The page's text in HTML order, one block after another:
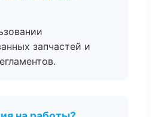
запчастей и